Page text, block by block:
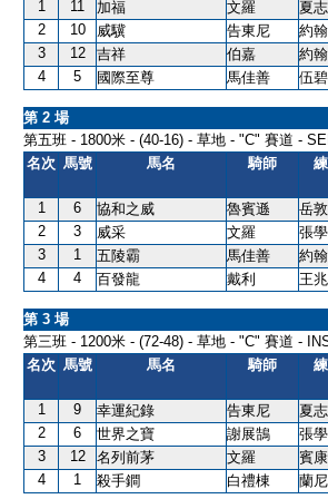
1 11 加福 文羅 夏
2
10 威驥 告東尼 約
3
12 吉祥 伯嘉 約
4
5 國際至尊 馬佳善 伍
第 2 場
第五班 - 1800米 - (40-16) - 草地 - "C" 賽道 -
名次 馬號 馬名 騎師
1 6 協和之威 魯賓遜 岳敦
2
3 威采 文羅 張
3
1 五陵霸 馬佳善 約
4
4 百發龍 戴利 王
第 3 場
第三班 - 1200米 - (72-48) - 草地 - "C" 賽道 -
名次 馬號 馬名 騎師
1 9 幸運紀錄 告東尼 夏
2
6 世界之寶 謝展鵠 張
3
12 名列前茅 文羅 賓康
4
1 殺手鐧 白禮棟 蘭尼